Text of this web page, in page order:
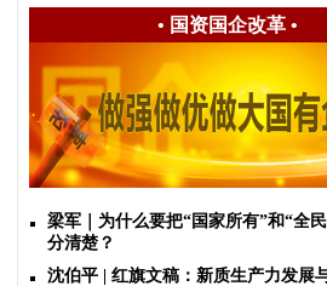
• 国资国企改革•
梁军｜为什么要把“国家所有”和“全
分清楚？
沈伯平 | 红旗文稿：新质生产力发展